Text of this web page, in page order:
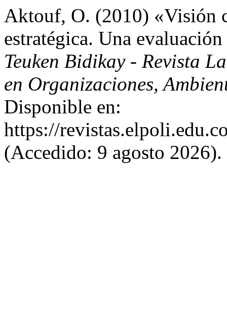
Aktouf, O. (2010) «Visión
estratégica. Una
Teuken Bidikay - Revista
en Organizaciones,
Disponible en:
https://
(Accedido: 9 agosto 2026).